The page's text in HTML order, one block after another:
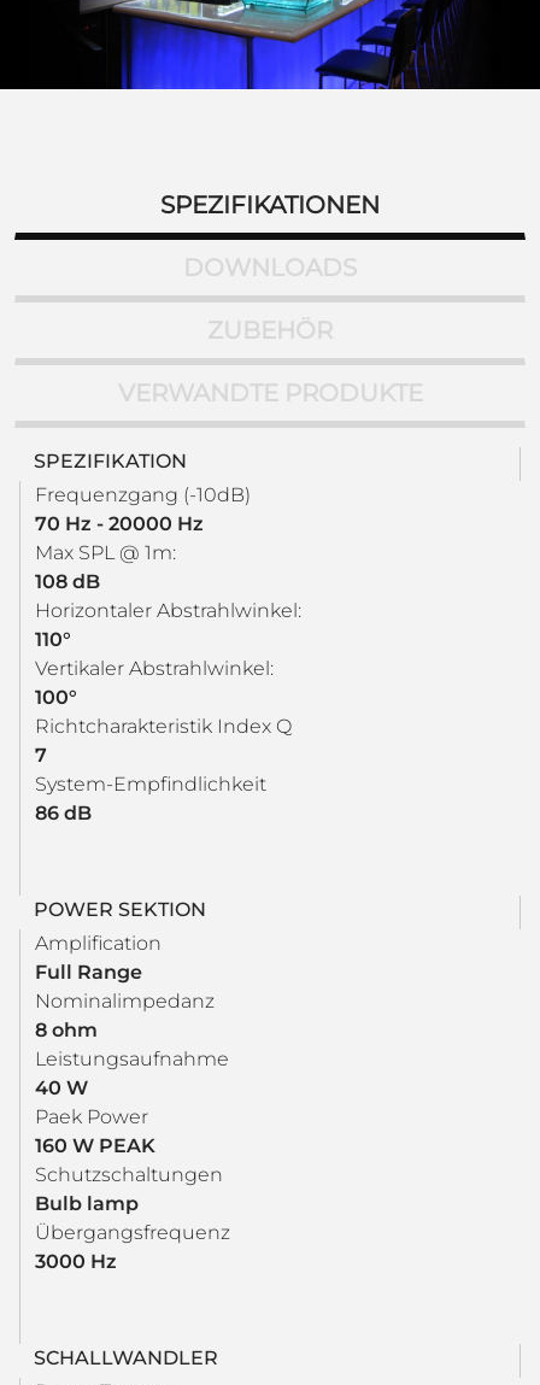
SPEZIFIKATIONEN
DOWNLOADS
ZUBEHÖR
VERWANDTE PRODUKTE
SPEZIFIKATION
Frequenzgang (-10dB)
70 Hz - 20000 Hz
Max SPL @ 1m:
108 dB
Horizontaler Abstrahlwinkel:
110°
Vertikaler Abstrahlwinkel:
100°
Richtcharakteristik Index Q
7
System-Empfindlichkeit
86 dB
POWER SEKTION
Amplification
Full Range
Nominalimpedanz
8 ohm
Leistungsaufnahme
40 W
Paek Power
160 W PEAK
Schutzschaltungen
Bulb lamp
Übergangsfrequenz
3000 Hz
SCHALLWANDLER